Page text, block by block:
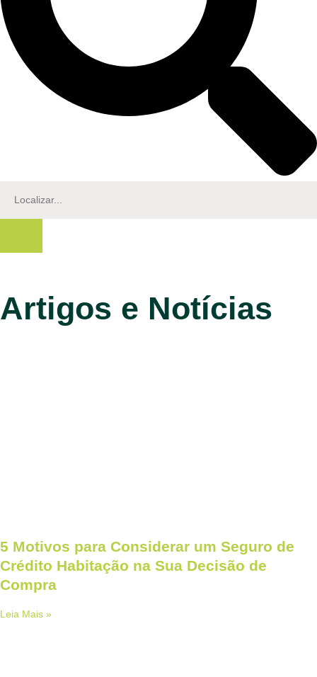
Artigos e Notícias
5 Motivos para Considerar um Seguro de
Crédito Habitação na Sua Decisão de
Compra
Leia Mais »